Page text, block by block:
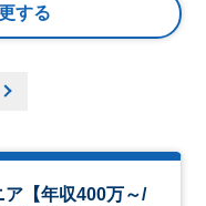
する
ア【年収400万～/